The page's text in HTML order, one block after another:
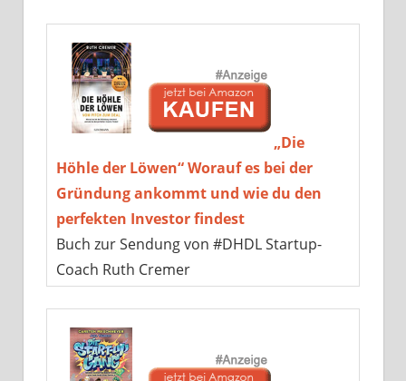
„Die
Höhle der Löwen“ Worauf es bei der
Gründung ankommt und wie du den
perfekten Investor findest
Buch zur Sendung von #DHDL Startup-
Coach Ruth Cremer